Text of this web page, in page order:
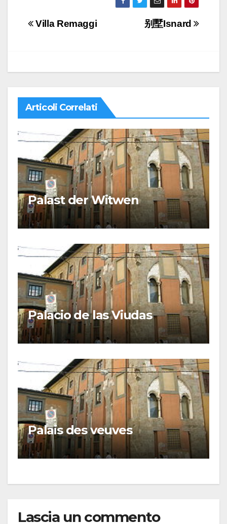
Navigazione
别墅Isnard
Villa Remaggi
Articoli Correlati
Palast der Witwen
Palacio de las Viudas
Palais des veuves
Lascia un commento